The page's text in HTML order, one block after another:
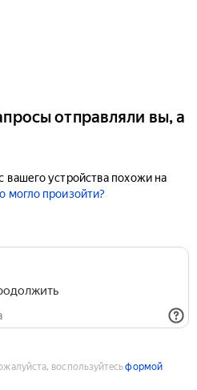
отправляли вы, а
вашего устройства похожи на
могло произойти?
воспользуйтесьформой